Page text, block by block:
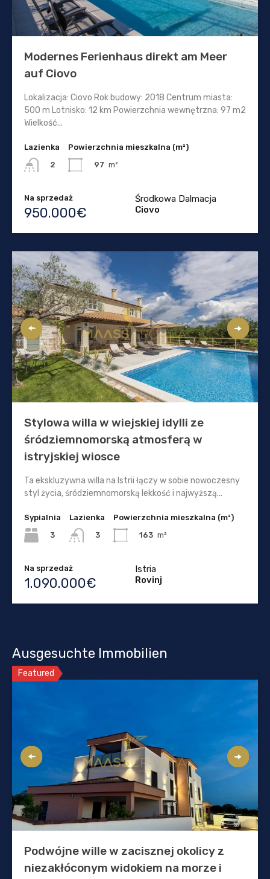
Modernes Ferienhaus direkt am Meer
auf Ciovo
Lokalizacja: Ciovo Rok budowy: 2018 Centrum miasta:
500 m Lotnisko: 12 km Powierzchnia wewnętrzna: 97 m2
Wielkość...
Lazienka
2
Powierzchnia mieszkalna (m²)
97 m²
Na sprzedaż
950.000€
Środkowa Dalmacja
Ciovo
Stylowa willa w wiejskiej idylli ze
śródziemnomorską atmosferą w
istryjskiej wiosce
Ta ekskluzywna willa na Istrii łączy w sobie nowoczesny
styl życia, śródziemnomorską lekkość i najwyższą...
Sypialnia
3
Lazienka
3
Powierzchnia mieszkalna (m²)
163 m²
Na sprzedaż
1.090.000€
Istria
Rovinj
Ausgesuchte Immobilien
Featured
Podwójne wille w zacisznej okolicy z
niezakłóconym widokiem na morze i